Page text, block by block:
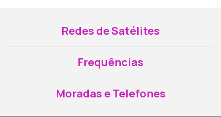
Redes de Satélites
Frequências
Moradas e Telefones